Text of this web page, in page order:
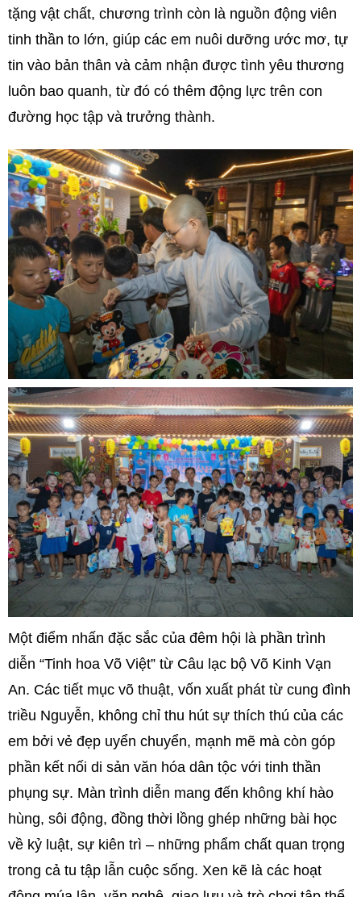
tặng vật chất, chương trình còn là nguồn động viên
tinh thần to lớn, giúp các em nuôi dưỡng ước mơ, tự
tin vào bản thân và cảm nhận được tình yêu thương
luôn bao quanh, từ đó có thêm động lực trên con
đường học tập và trưởng thành.
Một điểm nhấn đặc sắc của đêm hội là phần trình
diễn “Tinh hoa Võ Việt” từ Câu lạc bộ Võ Kinh Vạn
An. Các tiết mục võ thuật, vốn xuất phát từ cung đình
triều Nguyễn, không chỉ thu hút sự thích thú của các
em bởi vẻ đẹp uyển chuyển, mạnh mẽ mà còn góp
phần kết nối di sản văn hóa dân tộc với tinh thần
phụng sự. Màn trình diễn mang đến không khí hào
hùng, sôi động, đồng thời lồng ghép những bài học
về kỷ luật, sự kiên trì – những phẩm chất quan trọng
trong cả tu tập lẫn cuộc sống. Xen kẽ là các hoạt